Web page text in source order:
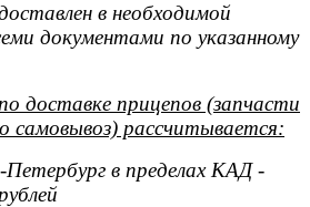
в необходимой
документами по указанному
доставке прицепов (запчасти
самовывоз) рассчитывается:
в пределах КАД -